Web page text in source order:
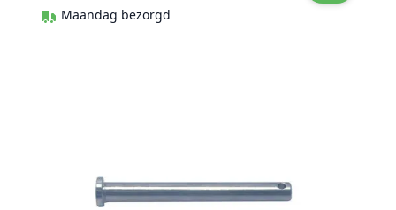
Maandag bezorgd